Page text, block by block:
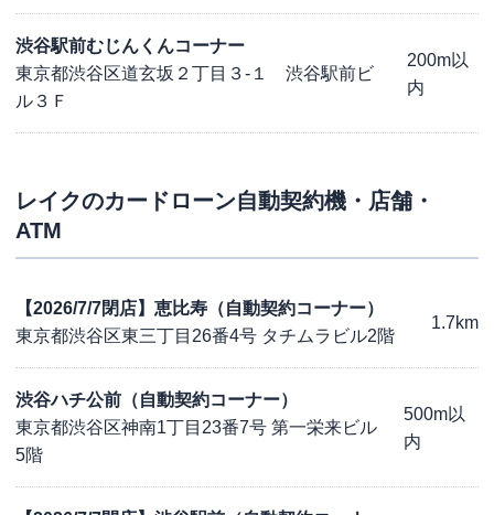
渋谷駅前むじんくんコーナー
東京都渋谷区道玄坂２丁目３-１ 渋谷駅前ビ
ル３Ｆ
200m以
内
レイクのカードローン自動契約機・店舗・
ATM
【2026/7/7閉店】恵比寿（自動契約コーナー）
東京都渋谷区東三丁目26番4号 タチムラビル2階
1.7km
渋谷ハチ公前（自動契約コーナー）
東京都渋谷区神南1丁目23番7号 第一栄来ビル
5階
500m以
内